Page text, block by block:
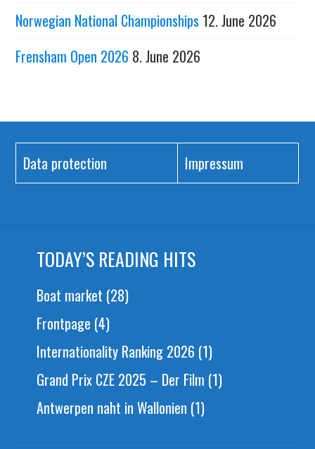
Norwegian National Championships 12. June 2026
Frensham Open 2026 8. June 2026
Data protection Impressum
TODAY’S READING HITS
Boat market (28)
Frontpage (4)
Internationality Ranking 2026 (1)
Grand Prix CZE 2025 – Der Film (1)
Antwerpen naht in Wallonien (1)